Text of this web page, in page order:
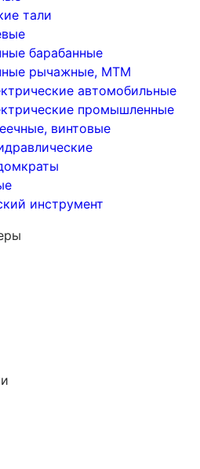
тали
барабанные
рычажные, МТМ
автомобильные
промышленные
винтовые
инструмент